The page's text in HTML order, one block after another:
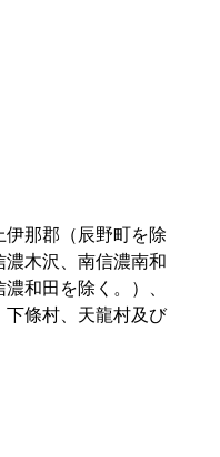
那郡（辰野町を除
濃木沢、南信濃南和
和田を除く。）、
下條村、天龍村及び